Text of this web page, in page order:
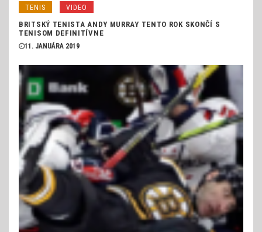
TENIS VIDEO
BRITSKÝ TENISTA ANDY MURRAY TENTO ROK SKONČÍ S
TENISOM DEFINITÍVNE
11. JANUÁRA 2019